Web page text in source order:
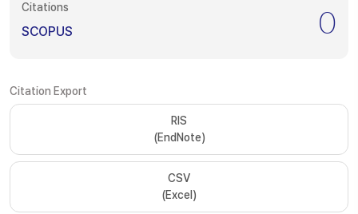
Citations
SCOPUS 0
Citation Export
RIS
(EndNote)
CSV
(Excel)